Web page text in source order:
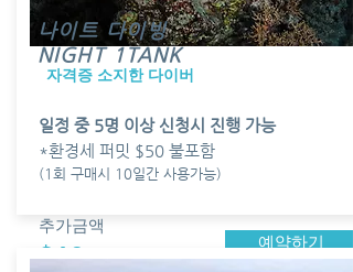
나이트 다이빙
NIGHT 1TANK
​자격증 소지한 다이버
일정 중 5명 이상 신청시 진행 가능
*환경세 퍼밋 $50 불포함
(1회 구매시 10일간 사용가능)
추가금액
$60 예약하기